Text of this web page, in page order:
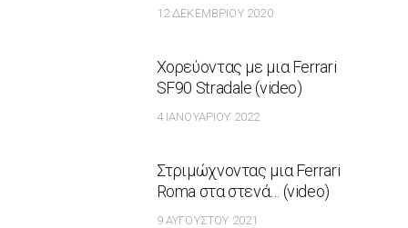
12 ΔΕΚΕΜΒΡΊΟΥ 2020
Χορεύοντας με μια Ferrari
SF90 Stradale (video)
4 ΙΑΝΟΥΑΡΊΟΥ 2022
Στριμώχνοντας μια Ferrari
Roma στα στενά… (video)
9 ΑΥΓΟΎΣΤΟΥ 2021